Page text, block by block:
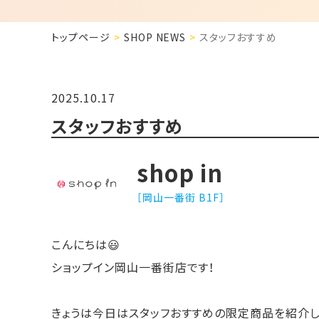
トップページ SHOP NEWS スタッフおすすめ
2025.10.17
スタッフおすすめ
shop in
［岡山一番街 B1F］
こんにちは😃
ショップイン岡山一番街店です！
きょうは今日はスタッフおすすめの限定商品を紹介